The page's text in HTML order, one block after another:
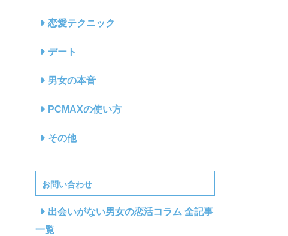
恋愛テクニック
デート
男女の本音
PCMAXの使い方
その他
お問い合わせ
出会いがない男女の恋活コラム 全記事
一覧